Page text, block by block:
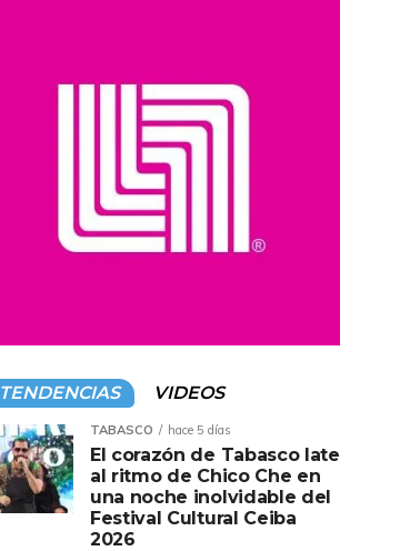
TENDENCIAS VIDEOS
TABASCO hace 5 días
El corazón de Tabasco late
al ritmo de Chico Che en
una noche inolvidable del
Festival Cultural Ceiba
2026